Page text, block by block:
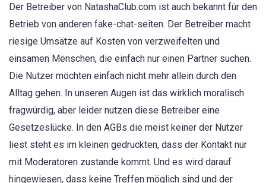
Der Betreiber von NatashaClub.com ist auch bekannt für den
Betrieb von anderen fake-chat-seiten. Der Betreiber macht
riesige Umsätze auf Kosten von verzweifelten und
einsamen Menschen, die einfach nur einen Partner suchen.
Die Nutzer möchten einfach nicht mehr allein durch den
Alltag gehen. In unseren Augen ist das wirklich moralisch
fragwürdig, aber leider nutzen diese Betreiber eine
Gesetzeslücke. In den AGBs die meist keiner der Nutzer
liest steht es im kleinen gedruckten, dass der Kontakt nur
mit Moderatoren zustande kommt. Und es wird darauf
hingewiesen, dass keine Treffen möglich sind und der